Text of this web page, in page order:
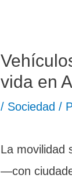
vida en
/ Sociedad /
La movilidad
—con